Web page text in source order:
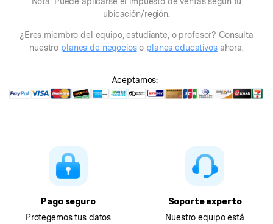
ubicación/región.
¿Eres miembro del equipo, estudiante, o profesor? Consulta
nuestro planes de negocioso planes educativosahora.
Aceptamos:
Pago seguro
Protegemos tus datos
Soporte experto
Nuestro equipo está